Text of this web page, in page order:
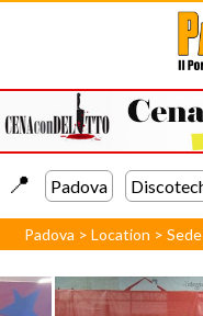
📍️ Padova
Padova >Location >